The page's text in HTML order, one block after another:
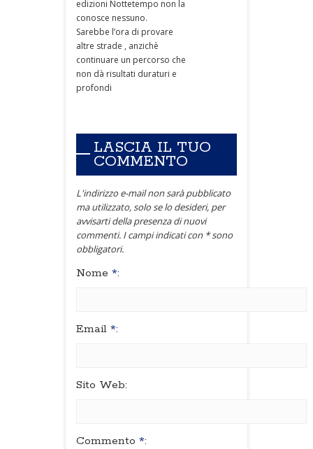
edizioni Nottetempo non la
conosce nessuno.
Sarebbe l’ora di provare
altre strade , anzichè
continuare un percorso che
non dà risultati duraturi e
profondi
LASCIA IL TUO
COMMENTO
L'indirizzo e-mail non sarà pubblicato
ma utilizzato, solo se lo desideri, per
avvisarti della presenza di nuovi
commenti. I campi indicati con * sono
obbligatori.
Nome *:
Email *:
Sito Web:
Commento *: